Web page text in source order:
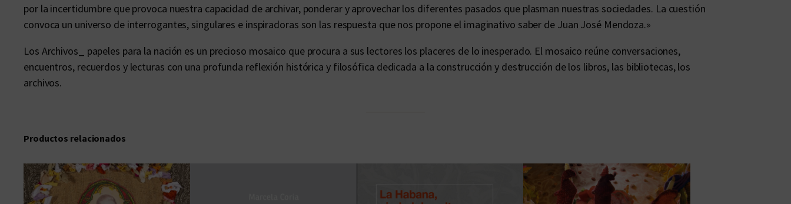
por la incertidumbre que provoca nuestra capacidad de archivar, ponderar y aprovechar los diferentes pasados que plasman nuestras sociedades. La cuestión
convoca un universo de interrogantes, singulares e inspiradoras son las respuesta que nos propone el imaginativo saber de Juan José Mendoza.»
Los Archivos_ papeles para la nación es un precioso mosaico que procura a sus lectores los placeres de lo inesperado. El mosaico reúne conversaciones,
encuentros, recuerdos y lecturas con una profunda reflexión histórica y filosófica dedicada a la construcción y destrucción de los libros, las bibliotecas, los
archivos.
Productos relacionados